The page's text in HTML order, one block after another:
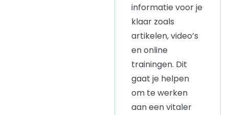
informatie voor je
klaar zoals
artikelen, video’s
en online
trainingen. Dit
gaat je helpen
om te werken
aan een vitaler